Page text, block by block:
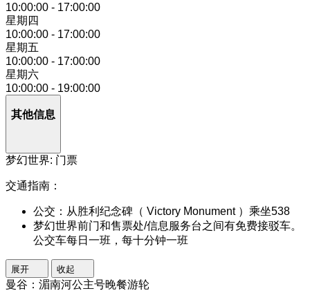
10:00:00 - 17:00:00
星期四
10:00:00 - 17:00:00
星期五
10:00:00 - 17:00:00
星期六
10:00:00 - 19:00:00
其他信息
梦幻世界: 门票
交通指南：
公交：从胜利纪念碑（ Victory Monument ）乘坐538
梦幻世界前门和售票处/信息服务台之间有免费接驳车。
公交车每日一班，每十分钟一班
展开 收起
曼谷：湄南河公主号晚餐游轮